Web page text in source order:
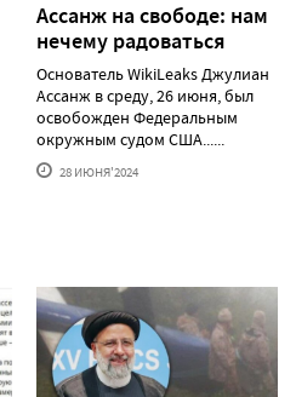
Ассанж на свободе: нам
нечему радоваться
Основатель WikiLeaks Джулиан
Ассанж в среду, 26 июня, был
освобожден Федеральным
окружным судом США......
28 ИЮНЯ'2024